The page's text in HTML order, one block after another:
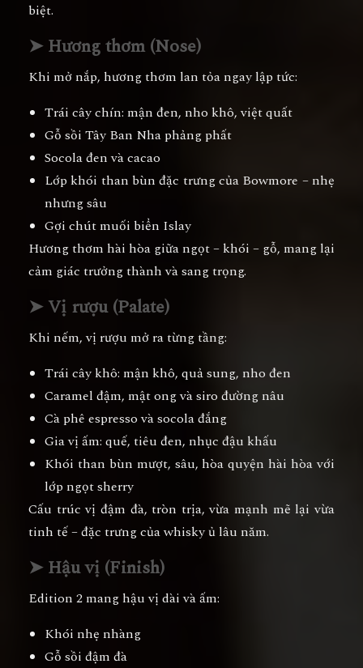
biệt.
➤ Hương thơm (Nose)
Khi mở nắp, hương thơm lan tỏa ngay lập tức:
Trái cây chín: mận đen, nho khô, việt quất
Gỗ sồi Tây Ban Nha phảng phất
Socola đen và cacao
Lớp khói than bùn đặc trưng của Bowmore – nhẹ
nhưng sâu
Gợi chút muối biển Islay
Hương thơm hài hòa giữa ngọt – khói – gỗ, mang lại
cảm giác trưởng thành và sang trọng.
➤ Vị rượu (Palate)
Khi nếm, vị rượu mở ra từng tầng:
Trái cây khô: mận khô, quả sung, nho đen
Caramel đậm, mật ong và siro đường nâu
Cà phê espresso và socola đắng
Gia vị ấm: quế, tiêu đen, nhục đậu khấu
Khói than bùn mượt, sâu, hòa quyện hài hòa với
lớp ngọt sherry
Cấu trúc vị đậm đà, tròn trịa, vừa mạnh mẽ lại vừa
tinh tế – đặc trưng của whisky ủ lâu năm.
➤ Hậu vị (Finish)
Edition 2 mang hậu vị dài và ấm:
Khói nhẹ nhàng
Gỗ sồi đậm đà